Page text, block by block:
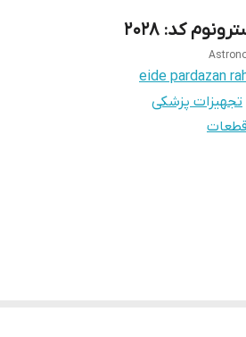
کد: 2028
eide pardazan
تجهیزات پزشکی